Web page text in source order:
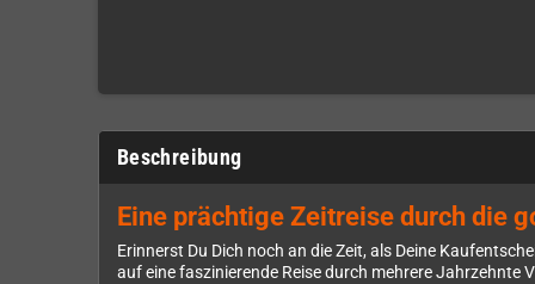
Beschreibung
Eine prächtige Zeitreise durch die
Erinnerst Du Dich noch an die Zeit, als Deine
auf eine faszinierende Reise durch mehrere Jahrzehnte